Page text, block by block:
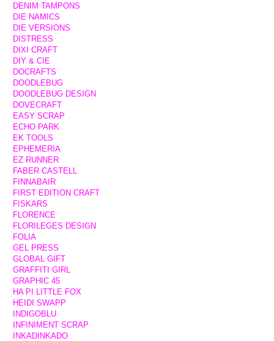
DENIM TAMPONS
DIE NAMICS
DIE VERSIONS
DISTRESS
DIXI CRAFT
DIY & CIE
DOCRAFTS
DOODLEBUG
DOODLEBUG DESIGN
DOVECRAFT
EASY SCRAP
ECHO PARK
EK TOOLS
EPHEMERIA
EZ RUNNER
FABER CASTELL
FINNABAIR
FIRST EDITION CRAFT
FISKARS
FLORENCE
FLORILEGES DESIGN
FOLIA
GEL PRESS
GLOBAL GIFT
GRAFFITI GIRL
GRAPHIC 45
HA PI LITTLE FOX
HEIDI SWAPP
INDIGOBLU
INFINIMENT SCRAP
INKADINKADO